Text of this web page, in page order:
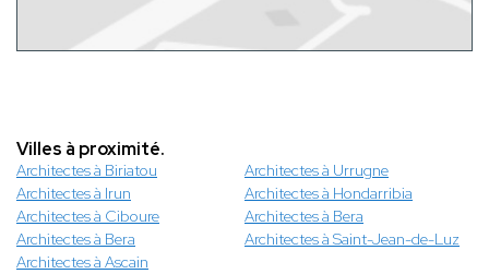
Villes à proximité.
Architectes à Biriatou
Architectes à Urrugne
Architectes à Irun
Architectes à Hondarribia
Architectes à Ciboure
Architectes à Bera
Architectes à Bera
Architectes à Saint-Jean-de-Luz
Architectes à Ascain